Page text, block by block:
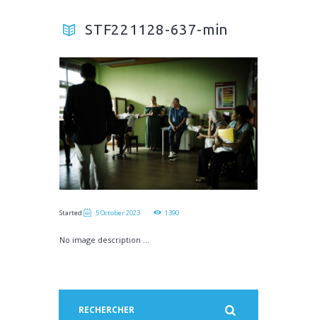
STF221128-637-min
Started 5 October 2023 1390
No image description ...